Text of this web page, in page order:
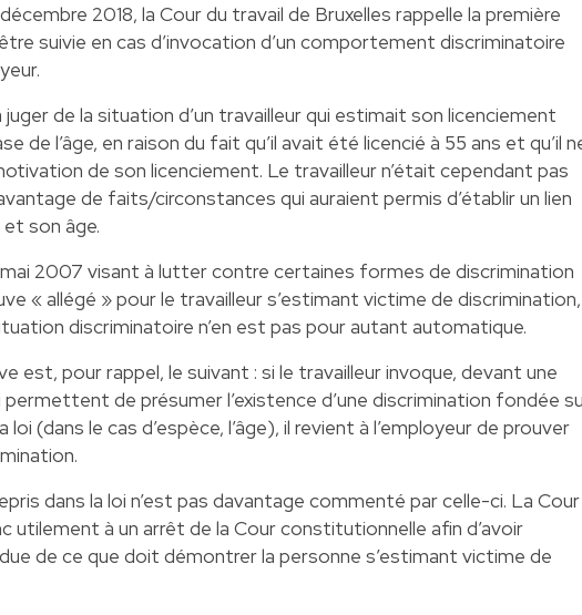
2018, la Cour du travail de Bruxelles rappelle la première
suivie en cas d’invocation d’un comportement discriminatoire
de la situation d’un travailleur qui estimait son licenciement
de l’âge, en raison du fait qu’il avait été licencié à 55 ans et qu’il
de son licenciement. Le travailleur n’était cependant pas
de faits/circonstances qui auraient permis d’établir un lien
son âge.
mai 2007 visant à lutter contre certaines formes de discrimination
« allégé » pour le travailleur s’estimant victime de discrimination,
discriminatoire n’en est pas pour autant automatique.
est, pour rappel, le suivant : si le travailleur invoque, devant une
de présumer l’existence d’une discrimination fondée
(dans le cas d’espèce, l’âge), il revient à l’employeur de prouver
dans la loi n’est pas davantage commenté par celle-ci. La Cour
utilement à un arrêt de la Cour constitutionnelle afin d’avoir
de ce que doit démontrer la personne s’estimant victime de